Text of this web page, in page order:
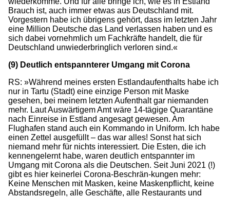
Brauch ist, auch immer etwas aus Deutschland mit.
Vorgestern habe ich übrigens gehört, dass im letzten Jahr
eine Million Deutsche das Land verlassen haben und es
sich dabei vornehmlich um Fachkräfte handelt, die für
Deutschland unwiederbringlich verloren sind.«
(9) Deutlich entspannterer Umgang mit Corona
RS: »Während meines ersten Estlandaufenthalts habe ich
nur in Tartu (Stadt) eine einzige Person mit Maske
gesehen, bei meinem letzten Aufenthalt gar niemanden
mehr. Laut Auswärtigem Amt wäre 14-tägige Quarantäne
nach Einreise in Estland angesagt gewesen. Am
Flughafen stand auch ein Kommando in Uniform. Ich habe
einen Zettel ausgefüllt – das war alles! Sonst hat sich
niemand mehr für nichts interessiert. Die Esten, die ich
kennengelernt habe, waren deutlich entspannter im
Umgang mit Corona als die Deutschen. Seit Juni 2021 (!)
gibt es hier keinerlei Corona-Beschrän-kungen mehr:
Keine Menschen mit Masken, keine Maskenpflicht, keine
Abstandsregeln, alle Geschäfte, alle Restaurants und